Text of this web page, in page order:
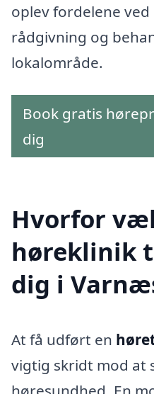
oplev fordelene
rådgivning og
lokalområde.
Book gratis
dig
Hvorfor
høreklinik
dig i
At få udført en
vigtig skridt mod at